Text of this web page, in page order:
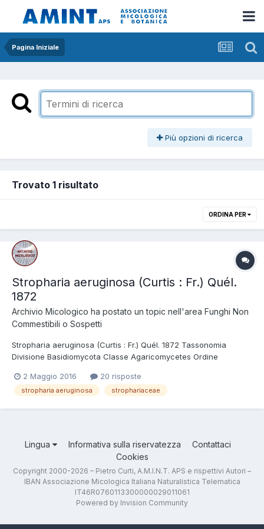
Pagina Iniziale
Più opzioni di ricerca
Trovato 1 risultato
ORDINA PER
Stropharia aeruginosa (Curtis : Fr.) Quél.
1872
Archivio Micologico ha postato un topic nell'area Funghi Non
Commestibili o Sospetti
Stropharia aeruginosa (Curtis : Fr.) Quél. 1872 Tassonomia
Divisione Basidiomycota Classe Agaricomycetes Ordine
aeruginosus = dal colore verde-rame. Cappello 2-8 cm,
inizialmente campanulato, poi emisferico-convesso...
2 Maggio 2016 20 risposte
stropharia aeruginosa strophariaceae
Lingua Informativa sulla riservatezza
Contattaci
Cookies
Copyright 2000-2026 – Pietro Curti, A.M.I.N.T. APS e rispettivi Autori –
IBAN Associazione Micologica Italiana Naturalistica Telematica
IT46R0760113300000029011061
Powered by Invision Community